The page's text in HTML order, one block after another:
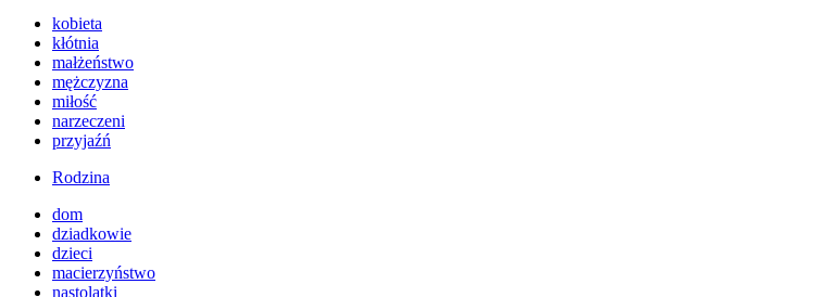
kobieta
kłótnia
małżeństwo
mężczyzna
miłość
narzeczeni
przyjaźń
Rodzina
dom
dziadkowie
dzieci
macierzyństwo
nastolatki